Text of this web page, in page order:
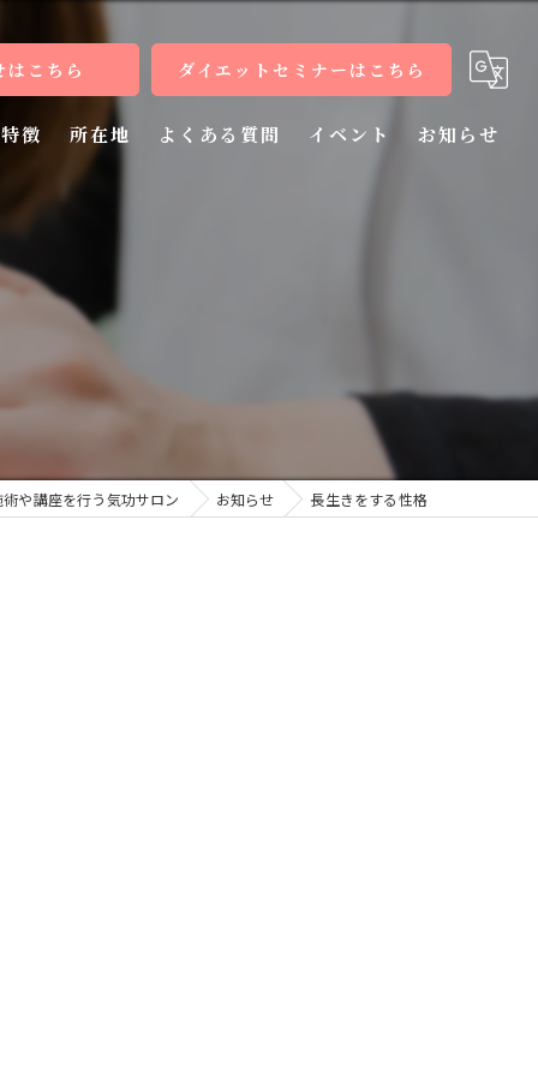
はこちら ダイエットセミナーはこちら
特徴
病気
所在地 よくある質問 イベント お知らせ
や講座を行う気功サロン お知らせ 長生きをする性格